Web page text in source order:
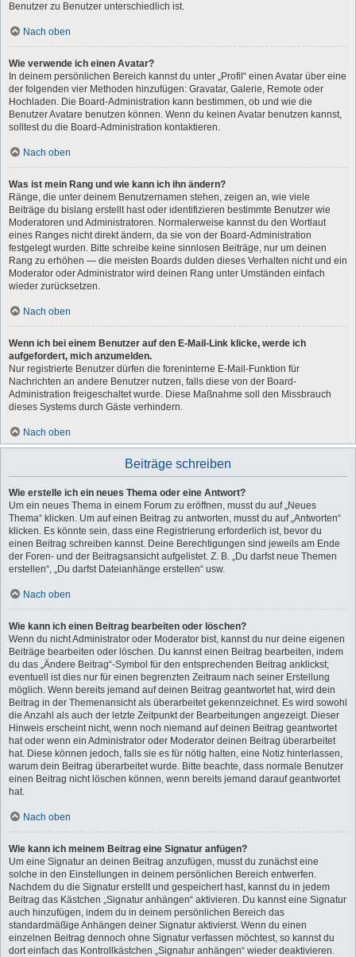
Benutzer zu Benutzer unterschiedlich ist.
Nach oben
Wie verwende ich einen Avatar?
In deinem persönlichen Bereich kannst du unter „Profil“ einen Avatar über eine
der folgenden vier Methoden hinzufügen: Gravatar, Galerie, Remote oder
Hochladen. Die Board-Administration kann bestimmen, ob und wie die
Benutzer Avatare benutzen können. Wenn du keinen Avatar benutzen kannst,
solltest du die Board-Administration kontaktieren.
Nach oben
Was ist mein Rang und wie kann ich ihn ändern?
Ränge, die unter deinem Benutzernamen stehen, zeigen an, wie viele
Beiträge du bislang erstellt hast oder identifizieren bestimmte Benutzer wie
Moderatoren und Administratoren. Normalerweise kannst du den Wortlaut
eines Ranges nicht direkt ändern, da sie von der Board-Administration
festgelegt wurden. Bitte schreibe keine sinnlosen Beiträge, nur um deinen
Rang zu erhöhen — die meisten Boards dulden dieses Verhalten nicht und ein
Moderator oder Administrator wird deinen Rang unter Umständen einfach
wieder zurücksetzen.
Nach oben
Wenn ich bei einem Benutzer auf den E-Mail-Link klicke, werde ich
aufgefordert, mich anzumelden.
Nur registrierte Benutzer dürfen die foreninterne E-Mail-Funktion für
Nachrichten an andere Benutzer nutzen, falls diese von der Board-
Administration freigeschaltet wurde. Diese Maßnahme soll den Missbrauch
dieses Systems durch Gäste verhindern.
Nach oben
Beiträge schreiben
Wie erstelle ich ein neues Thema oder eine Antwort?
Um ein neues Thema in einem Forum zu eröffnen, musst du auf „Neues
Thema“ klicken. Um auf einen Beitrag zu antworten, musst du auf „Antworten“
klicken. Es könnte sein, dass eine Registrierung erforderlich ist, bevor du
einen Beitrag schreiben kannst. Deine Berechtigungen sind jeweils am Ende
der Foren- und der Beitragsansicht aufgelistet. Z. B. „Du darfst neue Themen
erstellen“, „Du darfst Dateianhänge erstellen“ usw.
Nach oben
Wie kann ich einen Beitrag bearbeiten oder löschen?
Wenn du nicht Administrator oder Moderator bist, kannst du nur deine eigenen
Beiträge bearbeiten oder löschen. Du kannst einen Beitrag bearbeiten, indem
du das „Ändere Beitrag“-Symbol für den entsprechenden Beitrag anklickst;
eventuell ist dies nur für einen begrenzten Zeitraum nach seiner Erstellung
möglich. Wenn bereits jemand auf deinen Beitrag geantwortet hat, wird dein
Beitrag in der Themenansicht als überarbeitet gekennzeichnet. Es wird sowohl
die Anzahl als auch der letzte Zeitpunkt der Bearbeitungen angezeigt. Dieser
Hinweis erscheint nicht, wenn noch niemand auf deinen Beitrag geantwortet
hat oder wenn ein Administrator oder Moderator deinen Beitrag überarbeitet
hat. Diese können jedoch, falls sie es für nötig halten, eine Notiz hinterlassen,
warum dein Beitrag überarbeitet wurde. Bitte beachte, dass normale Benutzer
einen Beitrag nicht löschen können, wenn bereits jemand darauf geantwortet
hat.
Nach oben
Wie kann ich meinem Beitrag eine Signatur anfügen?
Um eine Signatur an deinen Beitrag anzufügen, musst du zunächst eine
solche in den Einstellungen in deinem persönlichen Bereich entwerfen.
Nachdem du die Signatur erstellt und gespeichert hast, kannst du in jedem
Beitrag das Kästchen „Signatur anhängen“ aktivieren. Du kannst eine Signatur
auch hinzufügen, indem du in deinem persönlichen Bereich das
standardmäßige Anhängen deiner Signatur aktivierst. Wenn du einen
einzelnen Beitrag dennoch ohne Signatur verfassen möchtest, so kannst du
dort einfach das Kontrollkästchen „Signatur anhängen“ wieder deaktivieren.